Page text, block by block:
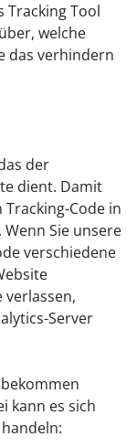
Tracking Tool
welche
das verhindern
der
dient. Damit
Code in
Sie unsere
verschiedene
verlassen,
Server
kann es sich